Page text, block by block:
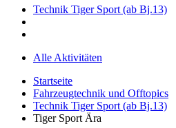
Technik Tiger Sport (ab Bj.13)
Alle Aktivitäten
Startseite
Fahrzeugtechnik und Offtopics
Technik Tiger Sport (ab Bj.13)
Tiger Sport Ära